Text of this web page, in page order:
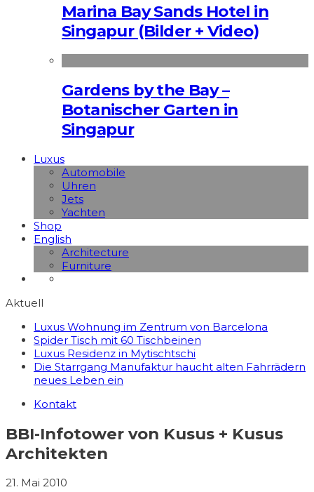
Marina Bay Sands Hotel in
Singapur (Bilder + Video)
Gardens by the Bay –
Botanischer Garten in
Singapur
Luxus
Automobile
Uhren
Jets
Yachten
Shop
English
Architecture
Furniture
Aktuell
Luxus Wohnung im Zentrum von Barcelona
Spider Tisch mit 60 Tischbeinen
Luxus Residenz in Mytischtschi
Die Starrgang Manufaktur haucht alten Fahrrädern
neues Leben ein
Kontakt
BBI-Infotower von Kusus + Kusus
Architekten
21. Mai 2010